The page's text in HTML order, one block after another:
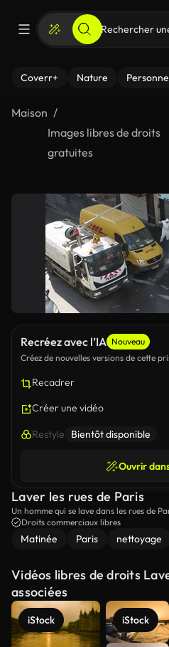
Coverr+ Nature
Maison
Images libres de droits
gratuites
Recréez avec l’IA Nouveau
Créez de nouvelles versions de cette
Recadrer
Créer une vidéo
Restyle Bientôt disponible
Ouvrir
Laver les rues de Paris
Un homme qui se lave dans les rues de
Droits commerciaux libres
Matinée Paris nettoyage
Vidéos libres de droits
associées
iStock iStock